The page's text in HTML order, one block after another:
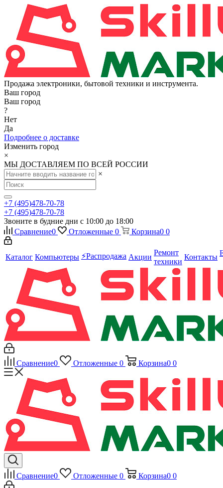
Продажа электроники, бытовой техники и инструмента.
Ваш город
Ваш город
?
Нет
Да
Подробнее о доставке
Изменить город
×
МЫ ДОСТАВЛЯЕМ ПО ВСЕЙ РОССИИ
×
+7 (495)478-70-78
+7 (495)478-70-78
Звоните в будние дни с 10:00 до 18:00
Сравнение0 Отложенные 0 Корзина0 0
Каталог Компьютеры ⚡️Распродажа Акции
Ремонт
техники
Контакты
Сравнение0 Отложенные 0 Корзина0 0
Сравнение0 Отложенные 0 Корзина0 0